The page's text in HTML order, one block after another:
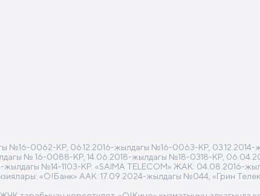
0062-КР, 06.12.2016-жылдагы №16-0063-КР, 03.12.2014-
№ 16-0088-КР, 14.06.2018-жылдагы №18-0318-КР,
№14-1103-КР. «SAIMA TELECOM» ЖАК: 04.08.2016-
«О!Банк» ААК: 17.09.2024-жылдагы №044, «Грин